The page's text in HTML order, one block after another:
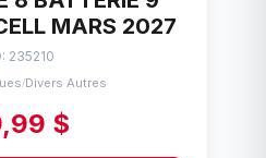
MARS 2027
235210
/Divers Autres
$